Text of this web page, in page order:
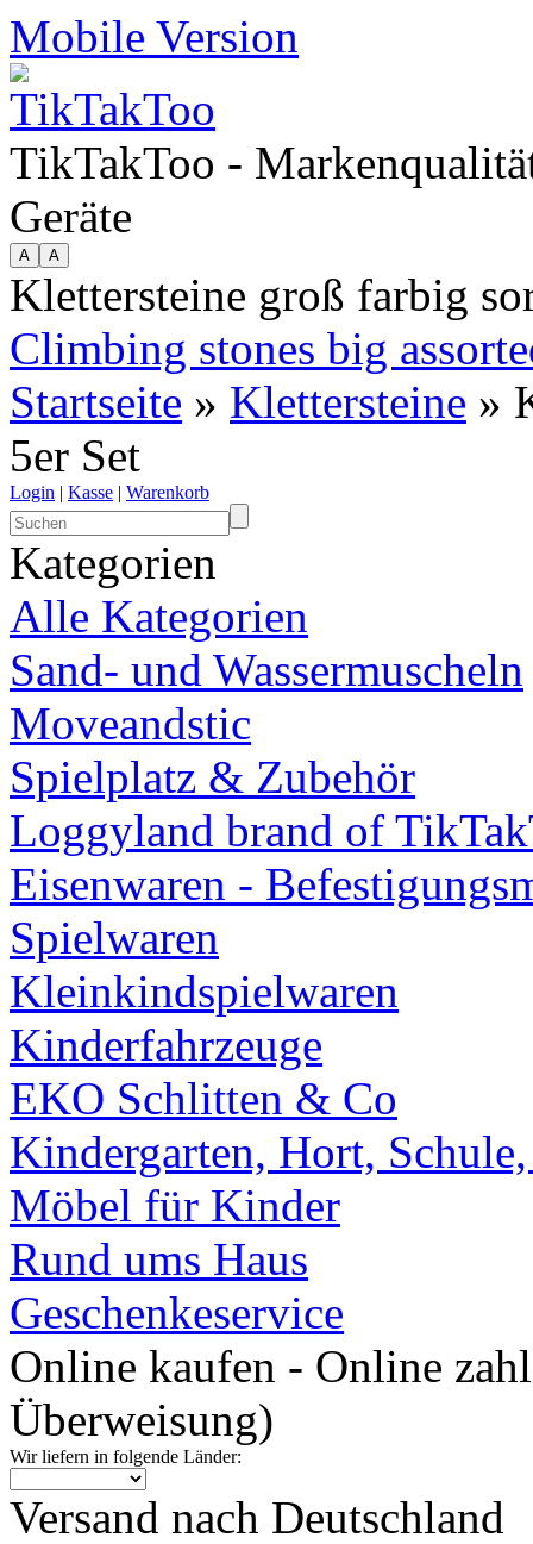
Mobile Version
TikTakToo -
Geräte
Klettersteine groß farbig
Climbing stones big
Startseite » Klettersteine »
5er Set
Login | Kasse | Warenkorb
Kategorien
Alle Kategorien
Sand- und Wassermuscheln
Moveandstic
Spielplatz & Zubehör
Loggyland brand of
Eisenwaren -
Spielwaren
Kleinkindspielwaren
Kinderfahrzeuge
EKO Schlitten & Co
Kindergarten, Hort,
Möbel für Kinder
Rund ums Haus
Geschenkeservice
Online kaufen - Online
Überweisung)
Wir liefern in folgende Länder:
Versand nach Deutschland